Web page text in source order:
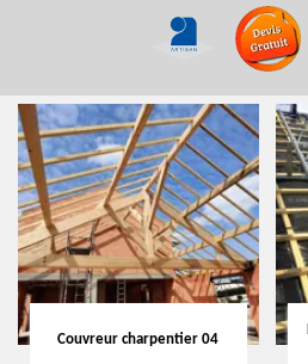
Couvreur charpentier 04